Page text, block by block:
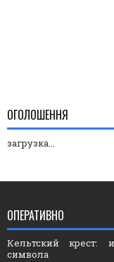
ОГОЛОШЕННЯ
загрузка...
ОПЕРАТИВНО
Кельтский крест:
символа